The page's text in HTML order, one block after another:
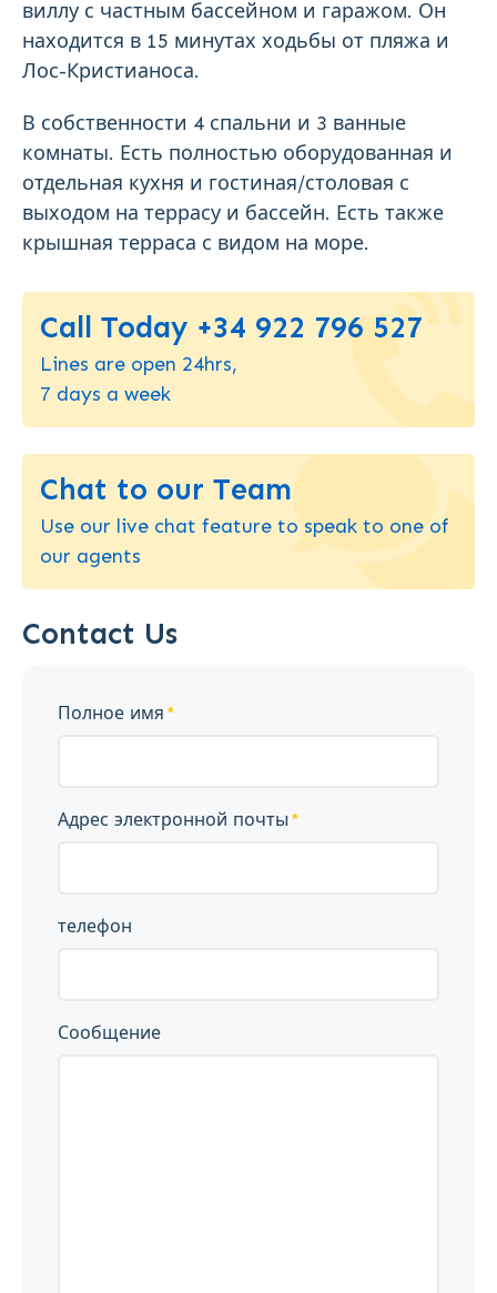
виллу с частным бассейном и гаражом. Он
находится в 15 минутах ходьбы от пляжа и
Лос-Кристианоса.
В собственности 4 спальни и 3 ванные
комнаты. Есть полностью оборудованная и
отдельная кухня и гостиная/столовая с
выходом на террасу и бассейн. Есть также
крышная терраса с видом на море.
Call Today +34 922 796 527
Lines are open 24hrs,
7 days a week
Chat to our Team
Use our live chat feature to speak to one of
our agents
Contact Us
Полное имя
Адрес электронной почты
телефон
Сообщение